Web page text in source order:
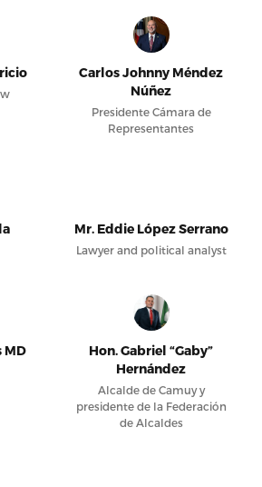
Carlos Johnny Méndez
Núñez
Presidente Cámara de
Representantes
Mr. Eddie López Serrano
Lawyer and political analyst
MD
Hon. Gabriel “Gaby”
Hernández
Alcalde de Camuy y
presidente de la Federación
de Alcaldes